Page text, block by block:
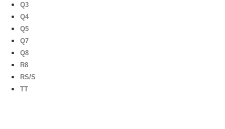
Q3
Q4
Q5
Q7
Q8
R8
RS/S
TT